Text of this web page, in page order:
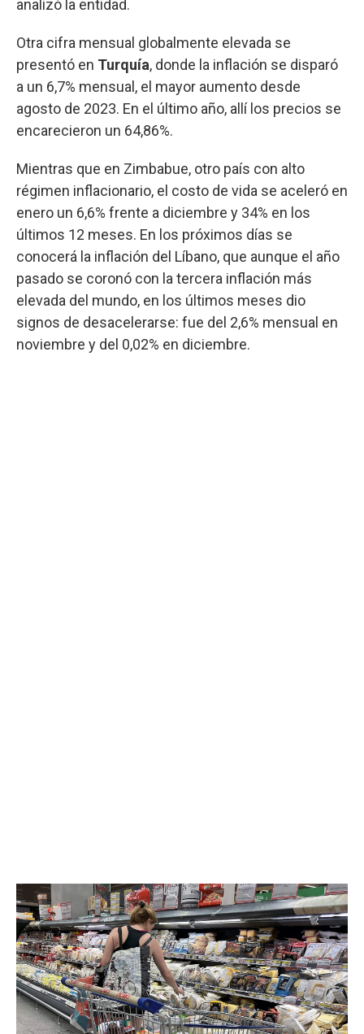
analizó la entidad.
Otra cifra mensual globalmente elevada se
presentó en Turquía, donde la inflación se disparó
a un 6,7% mensual, el mayor aumento desde
agosto de 2023. En el último año, allí los precios se
encarecieron un 64,86%.
Mientras que en Zimbabue, otro país con alto
régimen inflacionario, el costo de vida se aceleró en
enero un 6,6% frente a diciembre y 34% en los
últimos 12 meses. En los próximos días se
conocerá la inflación del Líbano, que aunque el año
pasado se coronó con la tercera inflación más
elevada del mundo, en los últimos meses dio
signos de desacelerarse: fue del 2,6% mensual en
noviembre y del 0,02% en diciembre.